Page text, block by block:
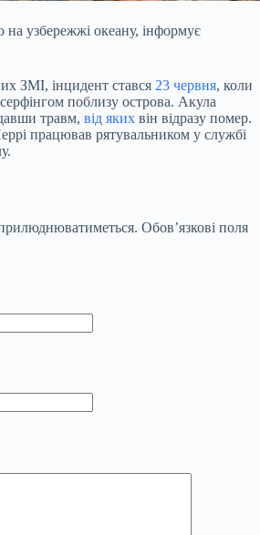
на узбережжі океану, інформує
ЗМІ, інцидент стався 23 червня, коли
поблизу острова. Акула
травм, від яких він відразу помер.
працював рятувальником у службі
Обов’язкові поля